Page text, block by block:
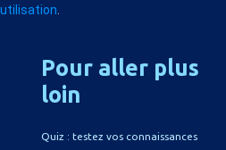
.
Pour aller plus
loin
Quiz : testez vos connaissances